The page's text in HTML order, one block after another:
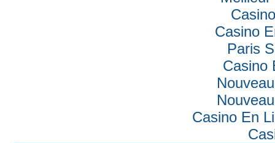
Casino
Paris
Casino
Casino En